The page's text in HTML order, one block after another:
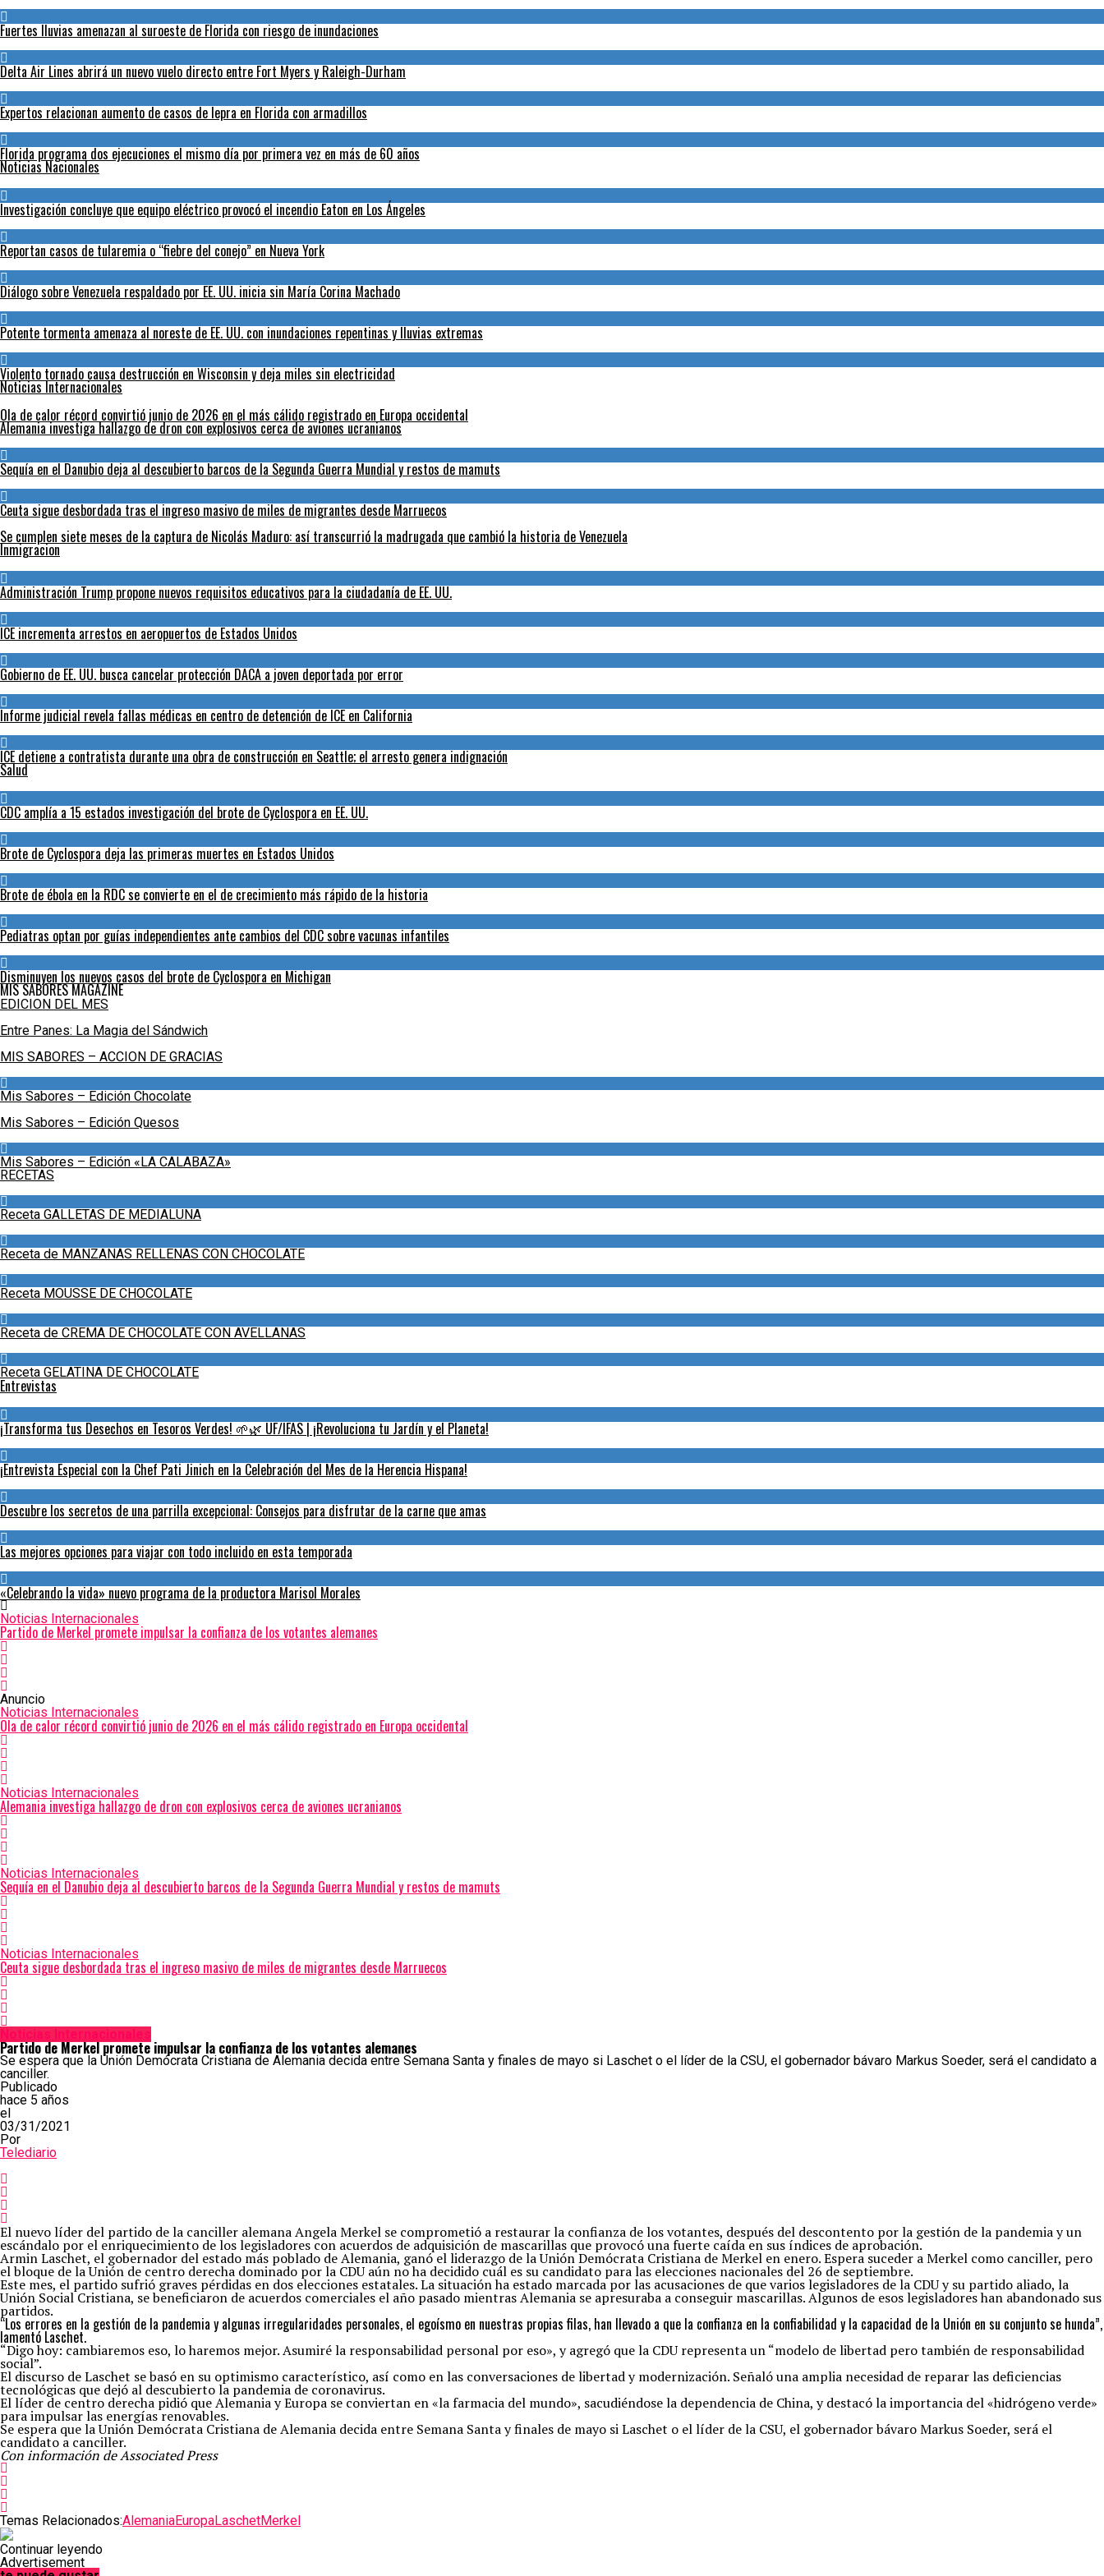
Fuertes lluvias amenazan al suroeste de Florida con riesgo de inundaciones
Delta Air Lines abrirá un nuevo vuelo directo entre Fort Myers y Raleigh-Durham
Expertos relacionan aumento de casos de lepra en Florida con armadillos
Florida programa dos ejecuciones el mismo día por primera vez en más de 60 años
Noticias Nacionales
Investigación concluye que equipo eléctrico provocó el incendio Eaton en Los Ángeles
Reportan casos de tularemia o “fiebre del conejo” en Nueva York
Diálogo sobre Venezuela respaldado por EE. UU. inicia sin María Corina Machado
Potente tormenta amenaza al noreste de EE. UU. con inundaciones repentinas y lluvias extremas
Violento tornado causa destrucción en Wisconsin y deja miles sin electricidad
Noticias Internacionales
Ola de calor récord convirtió junio de 2026 en el más cálido registrado en Europa occidental
Alemania investiga hallazgo de dron con explosivos cerca de aviones ucranianos
Sequía en el Danubio deja al descubierto barcos de la Segunda Guerra Mundial y restos de mamuts
Ceuta sigue desbordada tras el ingreso masivo de miles de migrantes desde Marruecos
Se cumplen siete meses de la captura de Nicolás Maduro: así transcurrió la madrugada que cambió la historia de Venezuela
Inmigracion
Administración Trump propone nuevos requisitos educativos para la ciudadanía de EE. UU.
ICE incrementa arrestos en aeropuertos de Estados Unidos
Gobierno de EE. UU. busca cancelar protección DACA a joven deportada por error
Informe judicial revela fallas médicas en centro de detención de ICE en California
ICE detiene a contratista durante una obra de construcción en Seattle; el arresto genera indignación
Salud
CDC amplía a 15 estados investigación del brote de Cyclospora en EE. UU.
Brote de Cyclospora deja las primeras muertes en Estados Unidos
Brote de ébola en la RDC se convierte en el de crecimiento más rápido de la historia
Pediatras optan por guías independientes ante cambios del CDC sobre vacunas infantiles
Disminuyen los nuevos casos del brote de Cyclospora en Michigan
MIS SABORES MAGAZINE
EDICION DEL MES
Entre Panes: La Magia del Sándwich
MIS SABORES – ACCION DE GRACIAS
Mis Sabores – Edición Chocolate
Mis Sabores – Edición Quesos
Mis Sabores – Edición «LA CALABAZA»
RECETAS
Receta GALLETAS DE MEDIALUNA
Receta de MANZANAS RELLENAS CON CHOCOLATE
Receta MOUSSE DE CHOCOLATE
Receta de CREMA DE CHOCOLATE CON AVELLANAS
Receta GELATINA DE CHOCOLATE
Entrevistas
¡Transforma tus Desechos en Tesoros Verdes! 🌱🌿 UF/IFAS | ¡Revoluciona tu Jardín y el Planeta!
¡Entrevista Especial con la Chef Pati Jinich en la Celebración del Mes de la Herencia Hispana!
Descubre los secretos de una parrilla excepcional: Consejos para disfrutar de la carne que amas
Las mejores opciones para viajar con todo incluido en esta temporada
«Celebrando la vida» nuevo programa de la productora Marisol Morales
Noticias Internacionales
Partido de Merkel promete impulsar la confianza de los votantes alemanes
Anuncio
Noticias Internacionales
Ola de calor récord convirtió junio de 2026 en el más cálido registrado en Europa occidental
Noticias Internacionales
Alemania investiga hallazgo de dron con explosivos cerca de aviones ucranianos
Noticias Internacionales
Sequía en el Danubio deja al descubierto barcos de la Segunda Guerra Mundial y restos de mamuts
Noticias Internacionales
Ceuta sigue desbordada tras el ingreso masivo de miles de migrantes desde Marruecos
Noticias Internacionales
Partido de Merkel promete impulsar la confianza de los votantes alemanes
Se espera que la Unión Demócrata Cristiana de Alemania decida entre Semana Santa y finales de mayo si Laschet o el líder de la CSU, el gobernador bávaro Markus Soeder, será el candidato a
canciller.
Publicado
hace 5 años
el
03/31/2021
Por
Telediario
El nuevo líder del partido de la canciller alemana Angela Merkel se comprometió a restaurar la confianza de los votantes, después del descontento por la gestión de la pandemia y un
escándalo por el enriquecimiento de los legisladores con acuerdos de adquisición de mascarillas que provocó una fuerte caída en sus índices de aprobación.
Armin Laschet, el gobernador del estado más poblado de Alemania, ganó el liderazgo de la Unión Demócrata Cristiana de Merkel en enero. Espera suceder a Merkel como canciller, pero
el bloque de la Unión de centro derecha dominado por la CDU aún no ha decidido cuál es su candidato para las elecciones nacionales del 26 de septiembre.
Este mes, el partido sufrió graves pérdidas en dos elecciones estatales. La situación ha estado marcada por las acusaciones de que varios legisladores de la CDU y su partido aliado, la
Unión Social Cristiana, se beneficiaron de acuerdos comerciales el año pasado mientras Alemania se apresuraba a conseguir mascarillas. Algunos de esos legisladores han abandonado sus
partidos.
“Los errores en la gestión de la pandemia y algunas irregularidades personales, el egoísmo en nuestras propias filas, han llevado a que la confianza en la confiabilidad y la capacidad de la Unión en su conjunto se hunda”,
lamentó Laschet.
“Digo hoy: cambiaremos eso, lo haremos mejor. Asumiré la responsabilidad personal por eso», y agregó que la CDU representa un “modelo de libertad pero también de responsabilidad
social”.
El discurso de Laschet se basó en su optimismo característico, así como en las conversaciones de libertad y modernización. Señaló una amplia necesidad de reparar las deficiencias
tecnológicas que dejó al descubierto la pandemia de coronavirus.
El líder de centro derecha pidió que Alemania y Europa se conviertan en «la farmacia del mundo», sacudiéndose la dependencia de China, y destacó la importancia del «hidrógeno verde»
para impulsar las energías renovables.
Se espera que la Unión Demócrata Cristiana de Alemania decida entre Semana Santa y finales de mayo si Laschet o el líder de la CSU, el gobernador bávaro Markus Soeder, será el
candidato a canciller.
Con información de Associated Press
Temas Relacionados:AlemaniaEuropaLaschetMerkel
Continuar leyendo
Advertisement